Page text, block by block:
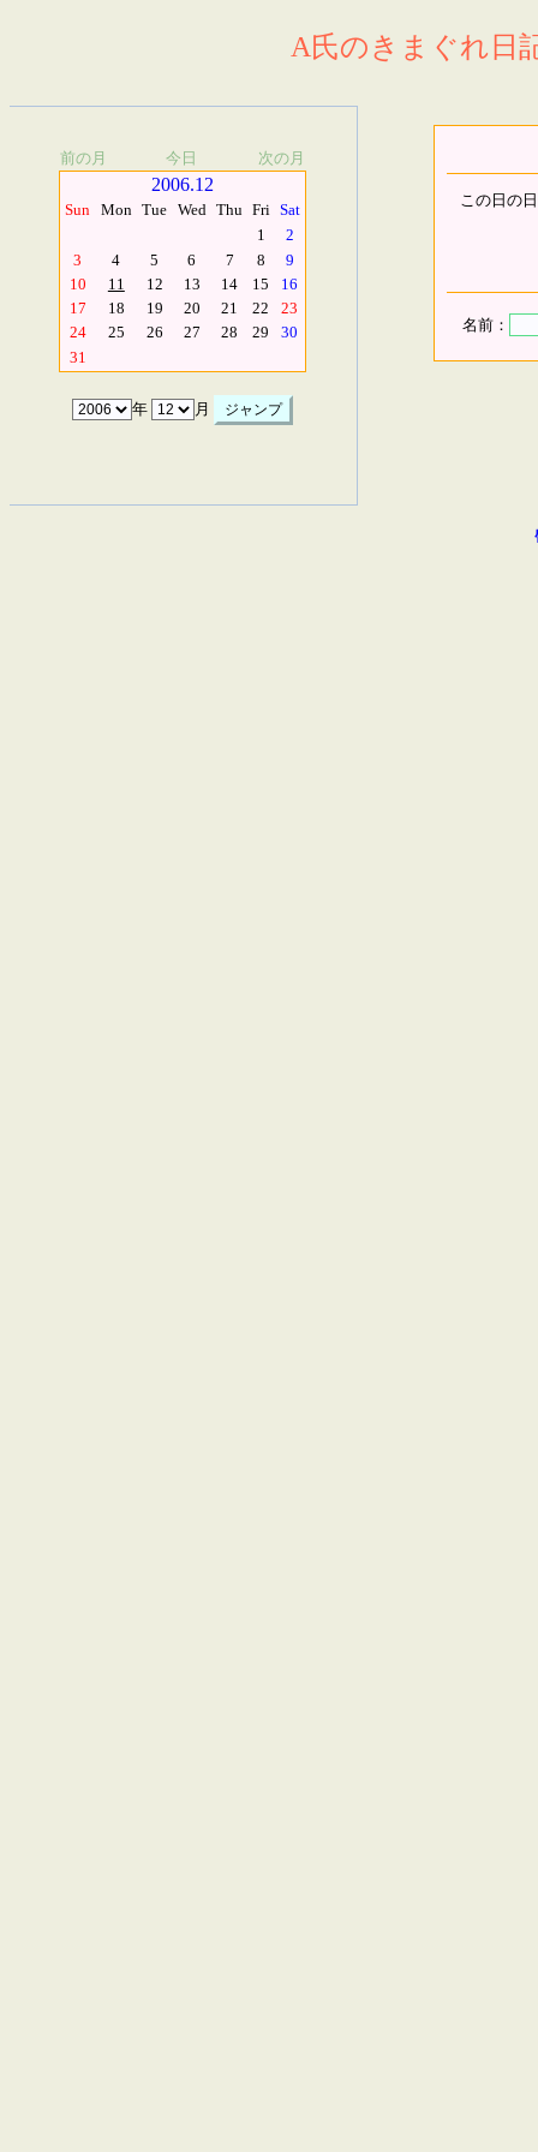
A氏のきまぐれ日
前の月 今日 次の月
2006.12
Sun Mon Tue Wed Thu Fri Sat
1
2
3
4 5 6 7 8
9
10
11 12 13 14 15
16
17
18 19 20 21 22
23
24
25 26 27 28 29
30
31
年 月
この日の
名前：